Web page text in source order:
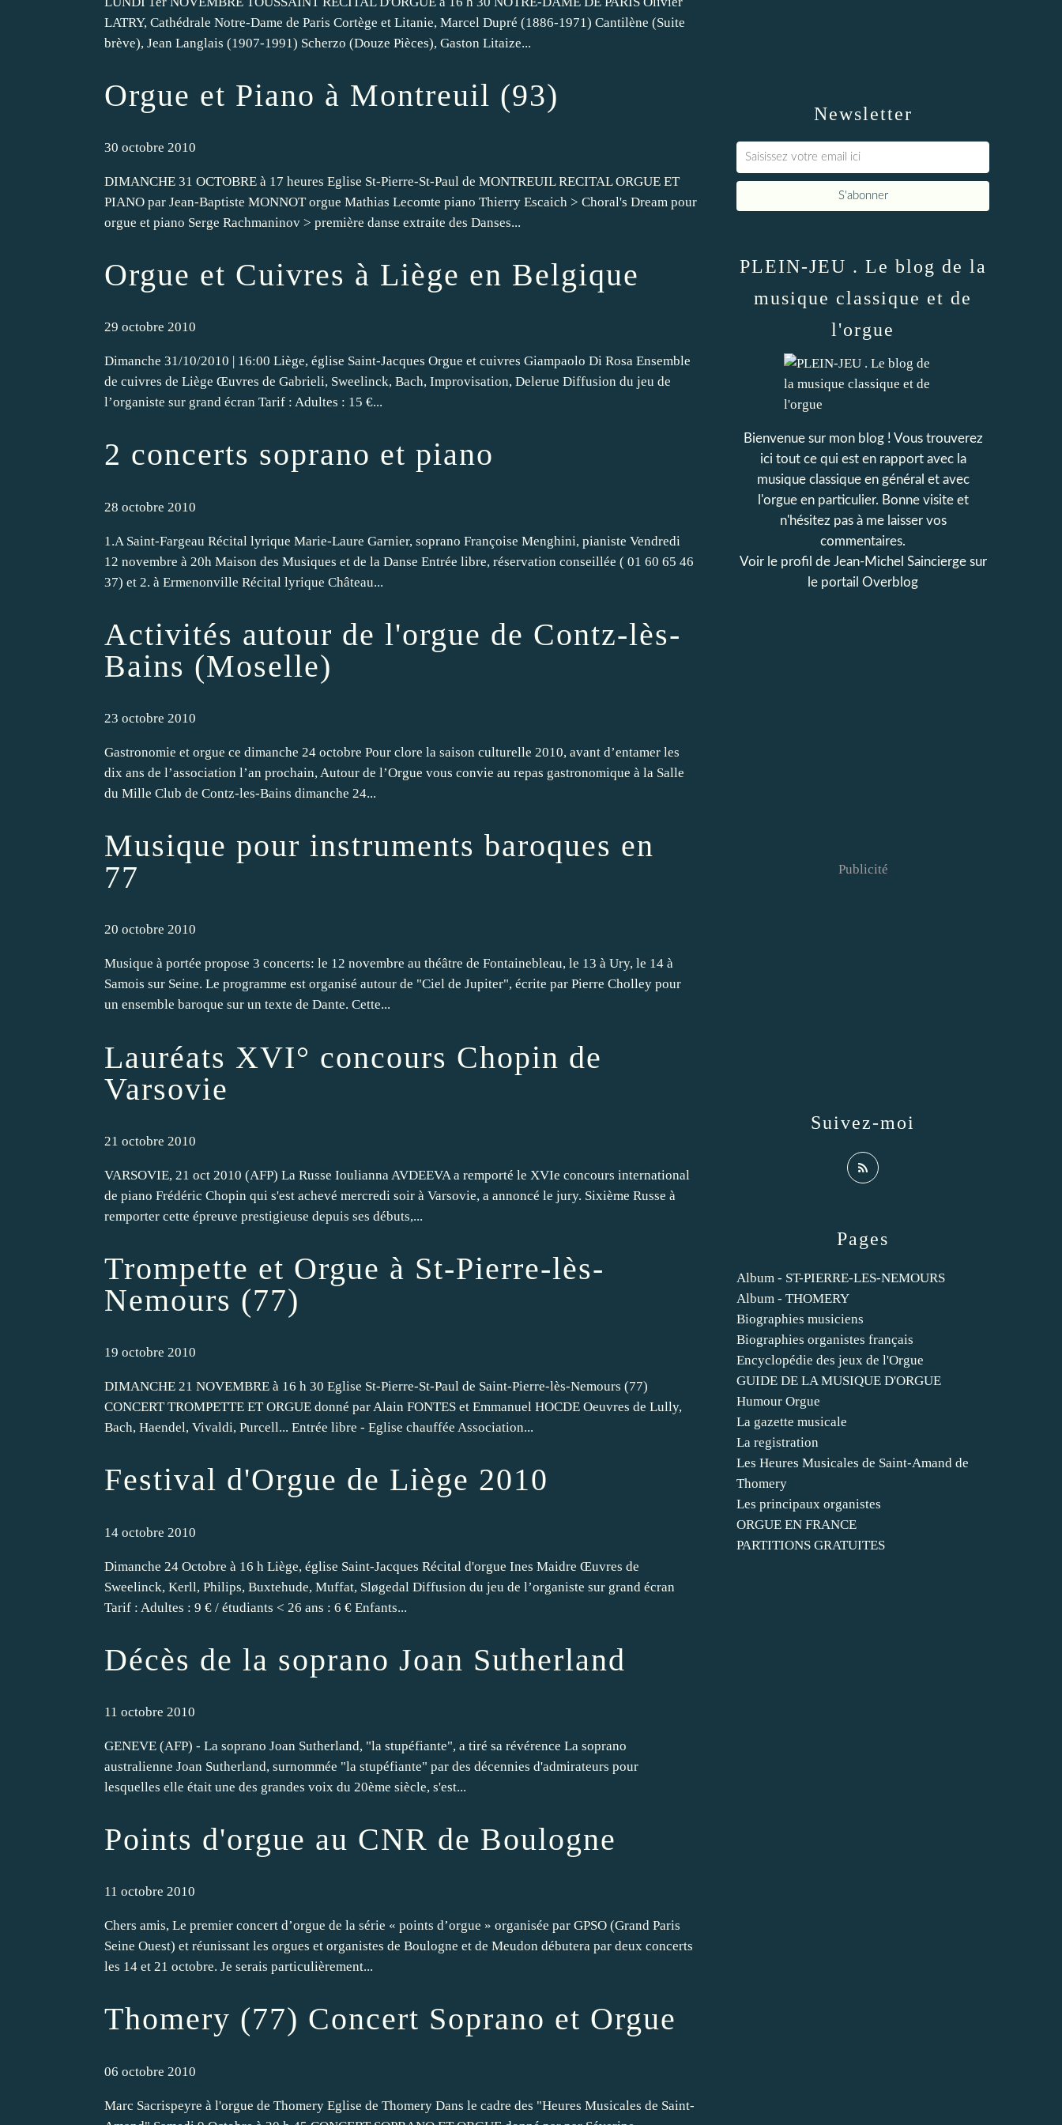
LATRY, Cathédrale Notre-Dame de Paris Cortège et Litanie, Marcel Dupré (1886-1971) Cantilène (Suite
brève), Jean Langlais (1907-1991) Scherzo (Douze Pièces), Gaston Litaize...
Orgue et Piano à Montreuil (93)
30 octobre 2010
DIMANCHE 31 OCTOBRE à 17 heures Eglise St-Pierre-St-Paul de MONTREUIL RECITAL ORGUE ET
PIANO par Jean-Baptiste MONNOT orgue Mathias Lecomte piano Thierry Escaich > Choral's Dream pour
orgue et piano Serge Rachmaninov > première danse extraite des Danses...
Orgue et Cuivres à Liège en Belgique
29 octobre 2010
Dimanche 31/10/2010 | 16:00 Liège, église Saint-Jacques Orgue et cuivres Giampaolo Di Rosa Ensemble
de cuivres de Liège Œuvres de Gabrieli, Sweelinck, Bach, Improvisation, Delerue Diffusion du jeu de
l’organiste sur grand écran Tarif : Adultes : 15 €...
2 concerts soprano et piano
28 octobre 2010
1.A Saint-Fargeau Récital lyrique Marie-Laure Garnier, soprano Françoise Menghini, pianiste Vendredi
12 novembre à 20h Maison des Musiques et de la Danse Entrée libre, réservation conseillée ( 01 60 65 46
37) et 2. à Ermenonville Récital lyrique Château...
Activités autour de l'orgue de Contz-lès-
Bains (Moselle)
23 octobre 2010
Gastronomie et orgue ce dimanche 24 octobre Pour clore la saison culturelle 2010, avant d’entamer les
dix ans de l’association l’an prochain, Autour de l’Orgue vous convie au repas gastronomique à la Salle
du Mille Club de Contz-les-Bains dimanche 24...
Musique pour instruments baroques en
77
20 octobre 2010
Musique à portée propose 3 concerts: le 12 novembre au théâtre de Fontainebleau, le 13 à Ury, le 14 à
Samois sur Seine. Le programme est organisé autour de "Ciel de Jupiter", écrite par Pierre Cholley pour
un ensemble baroque sur un texte de Dante. Cette...
Lauréats XVI° concours Chopin de
Varsovie
21 octobre 2010
VARSOVIE, 21 oct 2010 (AFP) La Russe Ioulianna AVDEEVA a remporté le XVIe concours international
de piano Frédéric Chopin qui s'est achevé mercredi soir à Varsovie, a annoncé le jury. Sixième Russe à
remporter cette épreuve prestigieuse depuis ses débuts,...
Trompette et Orgue à St-Pierre-lès-
Nemours (77)
19 octobre 2010
DIMANCHE 21 NOVEMBRE à 16 h 30 Eglise St-Pierre-St-Paul de Saint-Pierre-lès-Nemours (77)
CONCERT TROMPETTE ET ORGUE donné par Alain FONTES et Emmanuel HOCDE Oeuvres de Lully,
Bach, Haendel, Vivaldi, Purcell... Entrée libre - Eglise chauffée Association...
Festival d'Orgue de Liège 2010
14 octobre 2010
Dimanche 24 Octobre à 16 h Liège, église Saint-Jacques Récital d'orgue Ines Maidre Œuvres de
Sweelinck, Kerll, Philips, Buxtehude, Muffat, Sløgedal Diffusion du jeu de l’organiste sur grand écran
Tarif : Adultes : 9 € / étudiants < 26 ans : 6 € Enfants...
Décès de la soprano Joan Sutherland
11 octobre 2010
GENEVE (AFP) - La soprano Joan Sutherland, "la stupéfiante", a tiré sa révérence La soprano
australienne Joan Sutherland, surnommée "la stupéfiante" par des décennies d'admirateurs pour
lesquelles elle était une des grandes voix du 20ème siècle, s'est...
Points d'orgue au CNR de Boulogne
11 octobre 2010
Chers amis, Le premier concert d’orgue de la série « points d’orgue » organisée par GPSO (Grand Paris
Seine Ouest) et réunissant les orgues et organistes de Boulogne et de Meudon débutera par deux concerts
les 14 et 21 octobre. Je serais particulièrement...
Thomery (77) Concert Soprano et Orgue
06 octobre 2010
Marc Sacrispeyre à l'orgue de Thomery Eglise de Thomery Dans le cadre des "Heures Musicales de Saint-
Newsletter
Pages
Album - ST-PIERRE-LES-NEMOURS
Album - THOMERY
Biographies musiciens
Biographies organistes français
Encyclopédie des jeux de l'Orgue
GUIDE DE LA MUSIQUE D'ORGUE
Humour Orgue
La gazette musicale
La registration
Les Heures Musicales de Saint-Amand de
Thomery
Les principaux organistes
ORGUE EN FRANCE
PARTITIONS GRATUITES
PLEIN-JEU . Le blog de la
musique classique et de
l'orgue
Bienvenue sur mon blog ! Vous trouverez
ici tout ce qui est en rapport avec la
musique classique en général et avec
l'orgue en particulier. Bonne visite et
n'hésitez pas à me laisser vos
commentaires.
Voir le profil de Jean-Michel Sainciergesur
le portail Overblog
Suivez-moi
Publicité